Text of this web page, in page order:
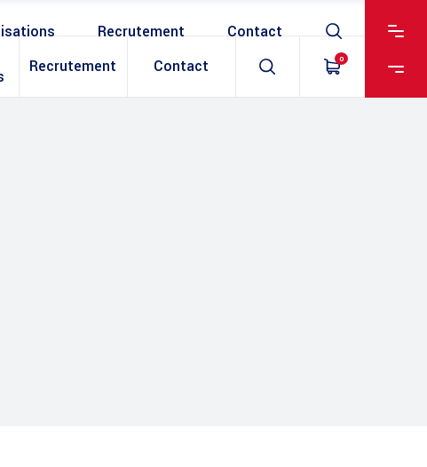
Recrutement Contact 0
Recrutement Contact